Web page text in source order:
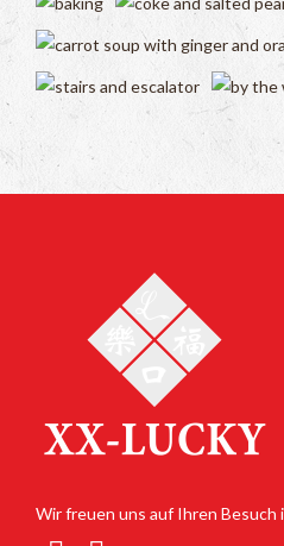
Wir freuen uns auf Ihren Besuch